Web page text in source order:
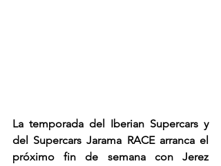
La temporada del Iberian Supercars y
del Supercars Jarama RACE arranca el
próximo fin de semana con Jerez